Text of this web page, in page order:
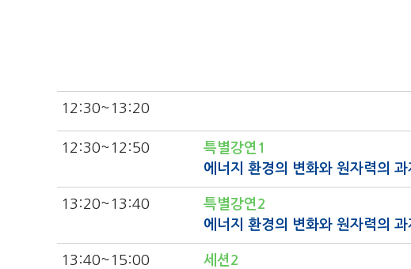
12:30~13:20
12:30~12:50
특별강연1
에너지 환경의 변화와 원자력의 과
13:20~13:40
특별강연2
에너지 환경의 변화와 원자력의 과
13:40~15:00
세션2